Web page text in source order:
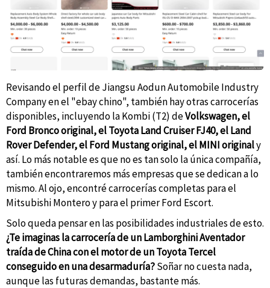
Revisando el perfil de Jiangsu Aodun Automobile Industry
Company en el "ebay chino", también hay otras carrocerías
disponibles, incluyendo la Kombi (T2) deVolkswagen, el
Ford Bronco original, el Toyota Land Cruiser FJ40, el Land
Rover Defender, el Ford Mustang original, el MINI originaly
así. Lo más notable es que no es tan solo la única compañía,
también encontraremos más empresas que se dedican a lo
mismo. Al ojo, encontré carrocerías completas para el
Mitsubishi Montero y para el primer Ford Escort.
Solo queda pensar en las posibilidades industriales de esto.
¿Te imaginas la carrocería de un Lamborghini Aventador
traída de China con el motor de un Toyota Tercel
conseguido en una desarmaduría?Soñar no cuesta nada,
aunque las futuras demandas, bastante más.